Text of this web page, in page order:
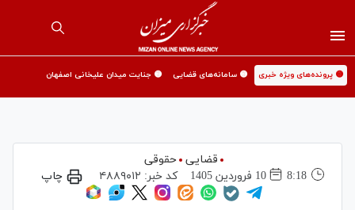
🟡 پرونده‌های ویژه خبری 🟡 سامانه‌های قضایی 🟡 جنایت میدان علیخانی اصفهان
قضایی حقوقی
8:18
10 فروردين 1405 کد خبر: ۴۸۸۹۰۱۲ چاپ